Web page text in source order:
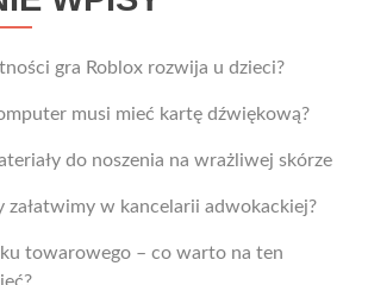
gra Roblox rozwija u dzieci?
musi mieć kartę dźwiękową?
do noszenia na wrażliwej skórze
załatwimy w kancelarii adwokackiej?
towarowego – co warto na ten